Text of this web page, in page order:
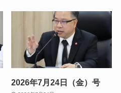
2026年7月24日（金）号